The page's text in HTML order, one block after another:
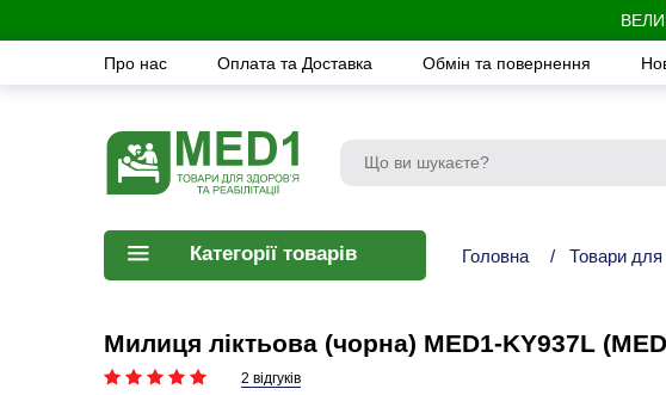
Про нас Оплата та Доставка Обмін та повернення
Категорії товарів Головна / Товари для
Милиця ліктьова (чорна) MED1-KY937L
2 відгуків